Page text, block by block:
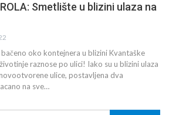
Smetlište u blizini ulaza na
oko kontejnera u blizini Kvantaške
raznose po ulici! Iako su u blizini ulaza
ulice, postavljena dva
na sve…